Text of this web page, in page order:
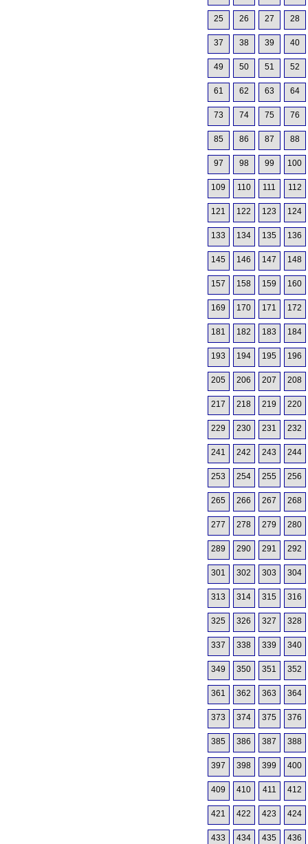
25 26 27 28
37 38 39 40
49 50 51 52
61 62 63 64
73 74 75 76
85 86 87 88
97 98 99 100
109 110 111 112
121 122 123 124
133 134 135 136
145 146 147 148
157 158 159 160
169 170 171 172
181 182 183 184
193 194 195 196
205 206 207 208
217 218 219 220
229 230 231 232
241 242 243 244
253 254 255 256
265 266 267 268
277 278 279 280
289 290 291 292
301 302 303 304
313 314 315 316
325 326 327 328
337 338 339 340
349 350 351 352
361 362 363 364
373 374 375 376
385 386 387 388
397 398 399 400
409 410 411 412
421 422 423 424
433 434 435 436